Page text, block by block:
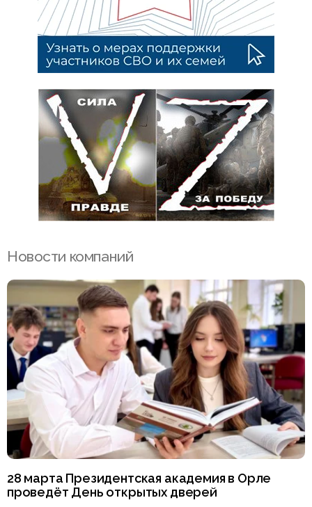
Новости компаний
28 марта Президентская академия в Орле
проведёт День открытых дверей